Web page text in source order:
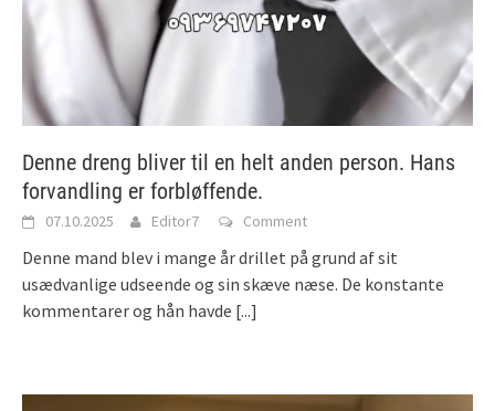
Denne dreng bliver til en helt anden person. Hans
forvandling er forbløffende.
07.10.2025 Editor7 Comment
Denne mand blev i mange år drillet på grund af sit
usædvanlige udseende og sin skæve næse. De konstante
kommentarer og hån havde [...]